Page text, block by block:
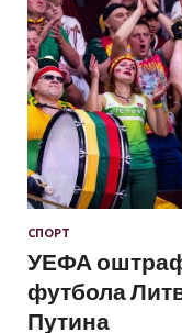
СПОРТ
УЕФА
футбола
Путина